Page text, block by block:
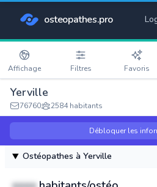
osteopathes.pro
Affichage Filtres Favoris
Yerville
76760 2584 habitants
Débloquer les
Ostéopathes à Yerville